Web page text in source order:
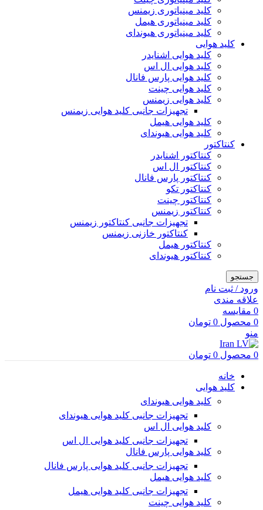
کلید مینیاتوری زیمنس
کلید مینیاتوری هیمل
کلید مینیاتوری هیوندای
کلید هوایی
کلید هوایی اشنایدر
کلید هوایی ال اس
کلید هوایی پارس فانال
کلید هوایی چینت
کلید هوایی زیمنس
تجهیزات جانبی کلید هوایی زیمنس
کلید هوایی هیمل
کلید هوایی هیوندای
کنتاکتور
کنتاکتور اشنایدر
کنتاکتور ال اس
کنتاکتور پارس فانال
کنتاکتور تکو
کنتاکتور چینت
کنتاکتور زیمنس
تجهیزات جانبی کنتاکتور زیمنس
کنتاکتور خازنی زیمنس
کنتاکتور هیمل
کنتاکتور هیوندای
جستجو
ورود / ثبت نام
علاقه مندی
0 مقایسه
0 محصول 0 تومان
منو
0 محصول 0 تومان
خانه
کلید هوایی
کلید هوایی هیوندای
تجهیزات جانبی کلید هوایی هیوندای
کلید هوایی ال اس
تجهیزات جانبی کلید هوایی ال اس
کلید هوایی پارس فانال
تجهیزات جانبی کلید هوایی پارس فانال
کلید هوایی هیمل
تجهیزات جانبی کلید هوایی هیمل
کلید هوایی چینت